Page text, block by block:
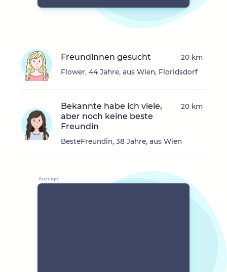
Freundinnen gesucht
Flower, 44 Jahre, aus Wien, Floridsdorf
20 km
Bekannte habe ich viele,
aber noch keine beste
Freundin
BesteFreundin, 38 Jahre, aus Wien
20 km